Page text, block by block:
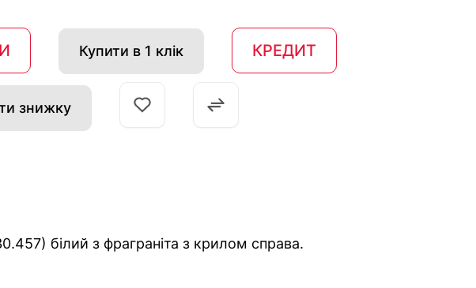
Купити в 1 клік КРЕДИТ
знижку
білий з фраграніта з крилом справа.